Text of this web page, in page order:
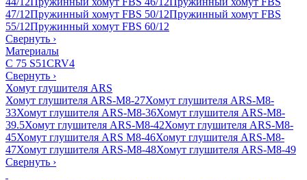
47/12Пружинный хомут FBS 50/12Пружинный хомут FBS
55/12Пружинный хомут FBS 60/12
Свернуть ›
Материалы
C 75 S51CRV4
Свернуть ›
Хомут глушителя ARS
Хомут глушителя ARS-M8-27Хомут глушителя ARS-M8-
33Хомут глушителя ARS-M8-36Хомут глушителя ARS-M8-
39.5Хомут глушителя ARS-M8-42Хомут глушителя ARS-M8-
45Хомут глушителя ARS M8-46Хомут глушителя ARS-M8-
47Хомут глушителя ARS-M8-48Хомут глушителя ARS-M8-49
Свернуть ›